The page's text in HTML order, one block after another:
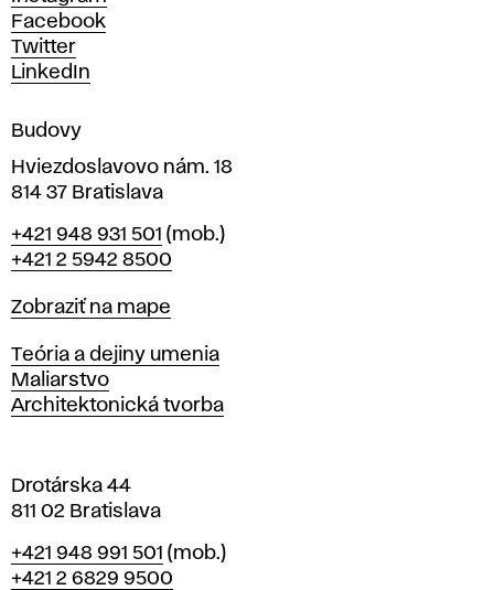
h
u
m
e
í
v
r
a
i
s
l
a
v
Facebook
Twitter
LinkedIn
Budovy
Hviezdoslavovo nám. 18
814 37 Bratislava
Telefón
+421 948 931 501 (mob.)
+421 2 5942 8500
Mapa
Zobraziť na mape
Katedry
Teória a dejiny umenia
Maliarstvo
Architektonická tvorba
Drotárska 44
811 02 Bratislava
Telefón
+421 948 991 501 (mob.)
+421 2 6829 9500